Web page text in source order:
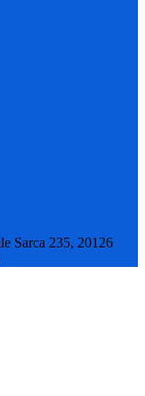
Sarca 235, 20126